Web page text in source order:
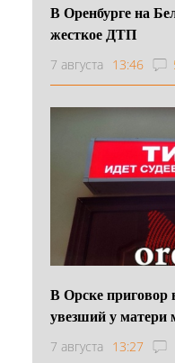
В Оренбурге на
жесткое ДТП
7 августа 13:46
В Орске приговор
увезший у матери
7 августа 13:27